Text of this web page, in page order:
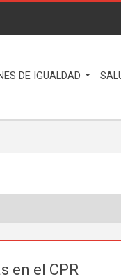
DE IGUALDAD
en el CPR